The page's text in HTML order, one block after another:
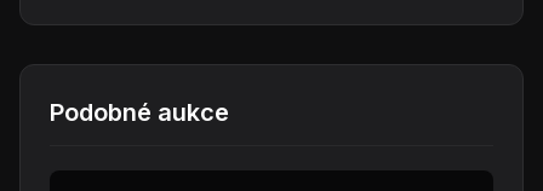
Podobné aukce